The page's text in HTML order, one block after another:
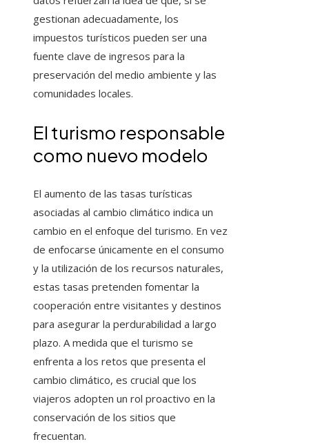
gestionan adecuadamente, los
impuestos turísticos pueden ser una
fuente clave de ingresos para la
preservación del medio ambiente y las
comunidades locales.
El turismo responsable
como nuevo modelo
El aumento de las tasas turísticas
asociadas al cambio climático indica un
cambio en el enfoque del turismo. En vez
de enfocarse únicamente en el consumo
y la utilización de los recursos naturales,
estas tasas pretenden fomentar la
cooperación entre visitantes y destinos
para asegurar la perdurabilidad a largo
plazo. A medida que el turismo se
enfrenta a los retos que presenta el
cambio climático, es crucial que los
viajeros adopten un rol proactivo en la
conservación de los sitios que
frecuentan.